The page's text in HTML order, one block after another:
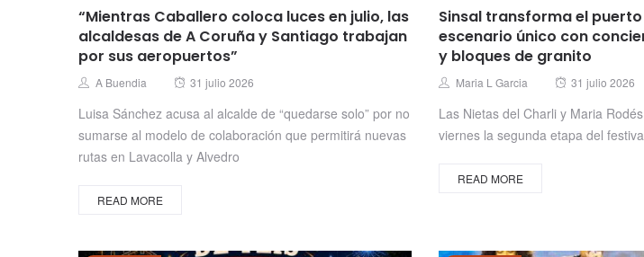
“Mientras Caballero coloca luces en julio, las
alcaldesas de A Coruña y Santiago trabajan
por sus aeropuertos”
Author
A Buendia
Posted
31 julio 2026
Luisa Sánchez acusa al alcalde de “quedarse solo” por no
sumarse al modelo de colaboración que permitirá nuevas
rutas en Lavacolla y Alvedro
READ MORE
Sinsal transforma el puerto
escenario único con
y bloques de granito
Author
Maria L Garcia
Posted
31 julio 2026
Las Nietas del Charli y Maria
viernes la segunda etapa del
READ MORE